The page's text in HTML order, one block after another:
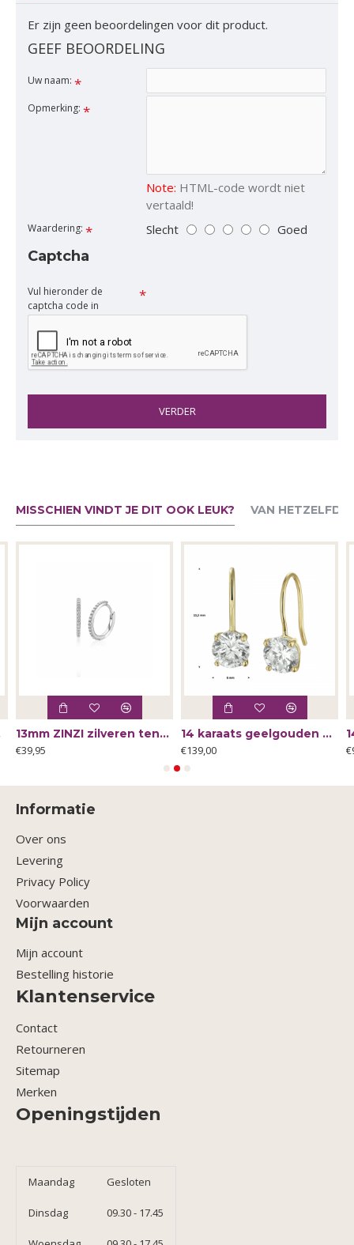
Er zijn geen beoordelingen voor dit product.
GEEF BEOORDELING
Uw naam:
Opmerking:
Note: HTML-code wordt niet
vertaald!
Waardering: Slecht Goed
Captcha
Vul hieronder de
captcha code in
VERDER
MISSCHIEN VINDT JE DIT OOK LEUK? VAN HETZELFDE
- 66002
13mm ZINZI zilveren tennis oorringen bezet met een rij schitterende zirkonia‹¨«?Ts ZIO2831 - 66121
€39,95
14 karaats geelgouden oorbellen hollandsehaak met zrkonia 6mm - 64488
€139,00
Informatie
Over ons
Levering
Privacy Policy
Voorwaarden
Mijn account
Mijn account
Bestelling historie
Klantenservice
Contact
Retourneren
Sitemap
Merken
Openingstijden
Maandag Gesloten
Dinsdag 09.30 - 17.45